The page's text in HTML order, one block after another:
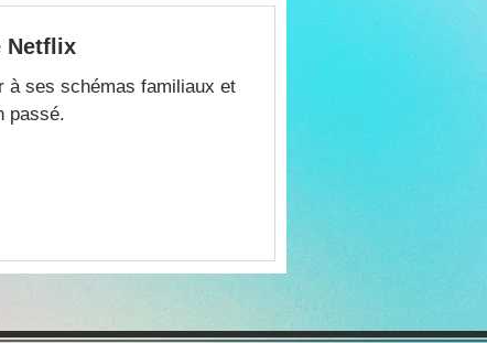
Netflix
à ses schémas familiaux et
passé.